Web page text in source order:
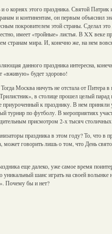
о корнях этого праздника. Святой Патрик
и континентам, он первым объяснил
покровителем этой страны. Сделал
имеет «тройные» листья. В XX веке
странам мира. И, конечно же, на нем
данного праздника интересна,
«вживую» будет здорово!
Москва ничуть не отстала от Питера
в столице прошел целый
приуроченный к празднику. В нем приняли
турнир по футболу. В мероприятиях
присмотром 2-х тысяч
праздника в этом году? То, что в
может говорить лишь о том, что День
еще далеко, уже самое время
уникальный шанс играть на своей волынке
Почему бы и нет?